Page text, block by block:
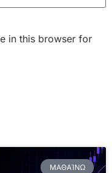
in this browser for
ΜΑΘΑΊΝΩ